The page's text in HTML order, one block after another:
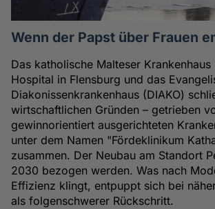
Wenn der Papst über Frauen
Das katholische Malteser
Hospital in Flensburg und das
Diakonissenkrankenhaus (DIAKO)
wirtschaftlichen Gründen – getrieben
gewinnorientiert ausgerichteten
unter dem Namen "Fördeklinikum
zusammen. Der Neubau am Standort
2030 bezogen werden. Was nach
Effizienz klingt, entpuppt sich bei
als folgenschwerer Rückschritt.